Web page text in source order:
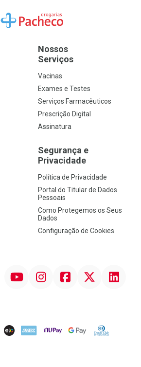
Ir para a Home
Nossos
Serviços
Vacinas
Exames e Testes
Serviços Farmacêuticos
Prescrição Digital
Assinatura
Segurança e
Privacidade
Política de Privacidade
Portal do Titular de Dados
Pessoais
Como Protegemos os Seus
Dados
Configuração de Cookies
InstagramFacebookTwitter Linkedin
ELO AMEX NuPay Google PayDiners Club